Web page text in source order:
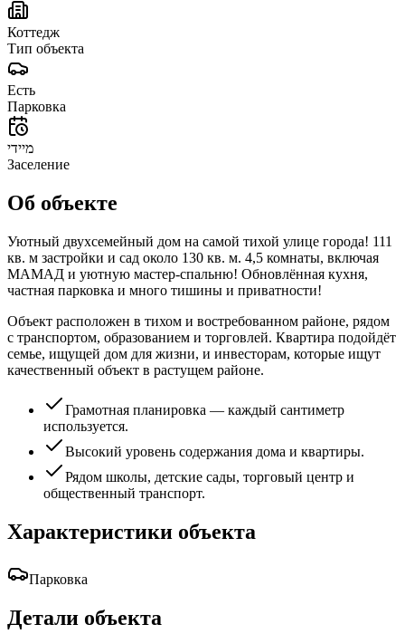
Коттедж
Тип объекта
Есть
Парковка
מיידי
Заселение
Об объекте
Уютный двухсемейный дом на самой тихой улице города! 111
кв. м застройки и сад около 130 кв. м. 4,5 комнаты, включая
МАМАД и уютную мастер-спальню! Обновлённая кухня,
частная парковка и много тишины и приватности!
Объект расположен в тихом и востребованном районе, рядом
с транспортом, образованием и торговлей. Квартира подойдёт
семье, ищущей дом для жизни, и инвесторам, которые ищут
качественный объект в растущем районе.
Грамотная планировка — каждый сантиметр
используется.
Высокий уровень содержания дома и квартиры.
Рядом школы, детские сады, торговый центр и
общественный транспорт.
Характеристики объекта
Парковка
Детали объекта